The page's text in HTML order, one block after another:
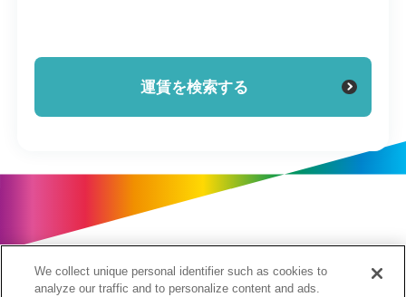
We collect unique personal identifier such as cookies to
analyze our traffic and to personalize content and ads.